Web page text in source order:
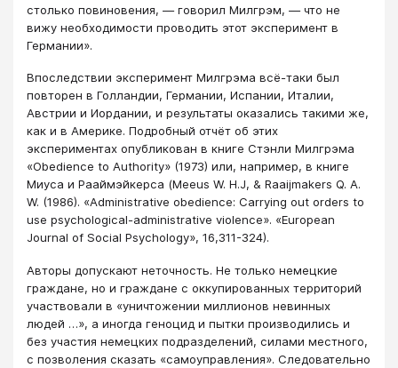
столько повиновения, — говорил Милгрэм, — что не
вижу необходимости проводить этот эксперимент в
Германии».
Впоследствии эксперимент Милгрэма всё-таки был
повторен в Голландии, Германии, Испании, Италии,
Австрии и Иордании, и результаты оказались такими же,
как и в Америке. Подробный отчёт об этих
экспериментах опубликован в книге Стэнли Милгрэма
«Obedience to Authority» (1973) или, например, в книге
Миуса и Рааймэйкерса (Meeus W. H.J, & Raaijmakers Q. A.
W. (1986). «Administrative obedience: Carrying out orders to
use psychological-administrative violence». «European
Journal of Social Psychology», 16,311-324).
Авторы допускают неточность. Не только немецкие
граждане, но и граждане с оккупированных территорий
участвовали в «уничтожении миллионов невинных
людей …», а иногда геноцид и пытки производились и
без участия немецких подразделений, силами местного,
с позволения сказать «самоуправления». Следовательно